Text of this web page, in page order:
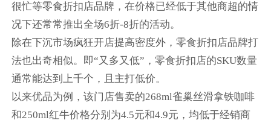
很忙等零食折扣店品牌，在价格已经低于其他商超的情
况下还常常推出全场6折-8折的活动。
除在下沉市场疯狂开店提高密度外，零食折扣店品牌打
法也出奇相似。即“又多又低”，零食折扣店的SKU数量
通常能达到上千个，且主打低价。
以来优品为例，该门店售卖的268ml雀巢丝滑拿铁咖啡
和250ml红牛价格分别为4.5元和4.9元，均低于经销商